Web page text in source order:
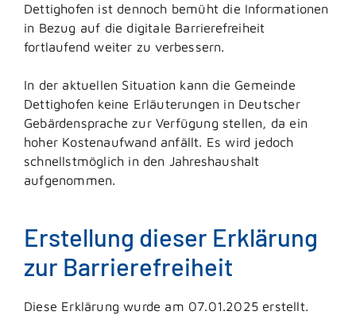
Dettighofen ist dennoch bemüht die Informationen
in Bezug auf die digitale Barrierefreiheit
fortlaufend weiter zu verbessern.
In der aktuellen Situation kann die Gemeinde
Dettighofen keine Erläuterungen in Deutscher
Gebärdensprache zur Verfügung stellen, da ein
hoher Kostenaufwand anfällt. Es wird jedoch
schnellstmöglich in den Jahreshaushalt
aufgenommen.
Erstellung dieser Erklärung
zur Barrierefreiheit
Diese Erklärung wurde am 07.01.2025 erstellt.